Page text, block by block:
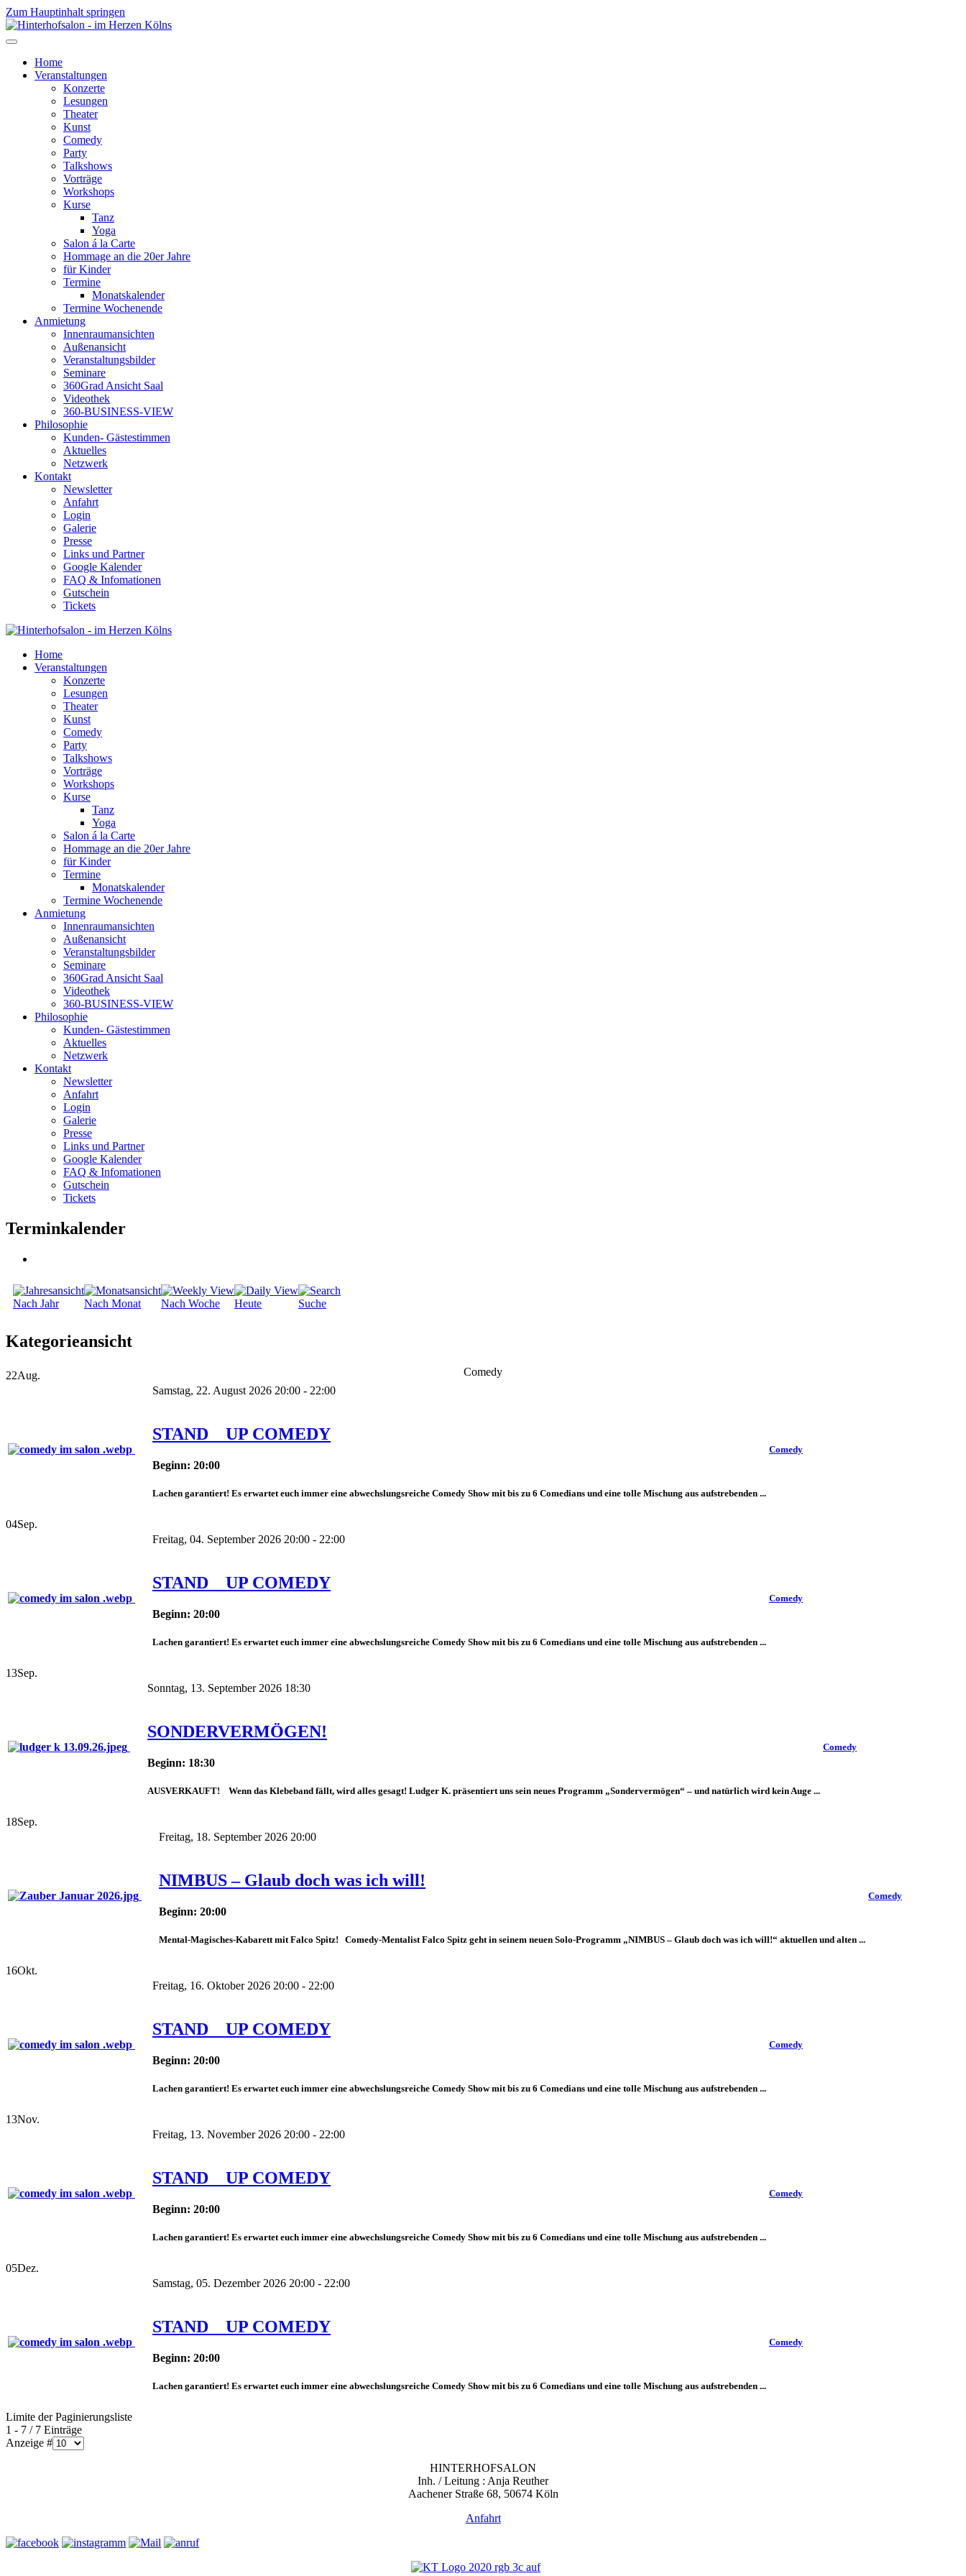
Zum Hauptinhalt springen
Home
Veranstaltungen
Konzerte
Lesungen
Theater
Kunst
Comedy
Party
Talkshows
Vorträge
Workshops
Kurse
Tanz
Yoga
Salon á la Carte
Hommage an die 20er Jahre
für Kinder
Termine
Monatskalender
Termine Wochenende
Anmietung
Innenraumansichten
Außenansicht
Veranstaltungsbilder
Seminare
360Grad Ansicht Saal
Videothek
360-BUSINESS-VIEW
Philosophie
Kunden- Gästestimmen
Aktuelles
Netzwerk
Kontakt
Newsletter
Anfahrt
Login
Galerie
Presse
Links und Partner
Google Kalender
FAQ & Infomationen
Gutschein
Tickets
Home
Veranstaltungen
Konzerte
Lesungen
Theater
Kunst
Comedy
Party
Talkshows
Vorträge
Workshops
Kurse
Tanz
Yoga
Salon á la Carte
Hommage an die 20er Jahre
für Kinder
Termine
Monatskalender
Termine Wochenende
Anmietung
Innenraumansichten
Außenansicht
Veranstaltungsbilder
Seminare
360Grad Ansicht Saal
Videothek
360-BUSINESS-VIEW
Philosophie
Kunden- Gästestimmen
Aktuelles
Netzwerk
Kontakt
Newsletter
Anfahrt
Login
Galerie
Presse
Links und Partner
Google Kalender
FAQ & Infomationen
Gutschein
Tickets
Terminkalender
Nach Jahr Nach Monat Nach Woche Heute Suche
Kategorieansicht
Comedy
22Aug.
Samstag, 22. August 2026 20:00 - 22:00
STAND _ UP COMEDY
Beginn: 20:00
Lachen garantiert! Es erwartet euch immer eine abwechslungsreiche Comedy Show mit bis zu 6 Comedians und eine tolle Mischung aus aufstrebenden ...
Comedy
04Sep.
Freitag, 04. September 2026 20:00 - 22:00
STAND _ UP COMEDY
Beginn: 20:00
Lachen garantiert! Es erwartet euch immer eine abwechslungsreiche Comedy Show mit bis zu 6 Comedians und eine tolle Mischung aus aufstrebenden ...
Comedy
13Sep.
Sonntag, 13. September 2026 18:30
SONDERVERMÖGEN!
Beginn: 18:30
AUSVERKAUFT! Wenn das Klebeband fällt, wird alles gesagt! Ludger K. präsentiert uns sein neues Programm „Sondervermögen“ – und natürlich wird kein Auge ...
Comedy
18Sep.
Freitag, 18. September 2026 20:00
NIMBUS – Glaub doch was ich will!
Beginn: 20:00
Mental-Magisches-Kabarett mit Falco Spitz! Comedy-Mentalist Falco Spitz geht in seinem neuen Solo-Programm „NIMBUS – Glaub doch was ich will!“ aktuellen und alten ...
Comedy
16Okt.
Freitag, 16. Oktober 2026 20:00 - 22:00
STAND _ UP COMEDY
Beginn: 20:00
Lachen garantiert! Es erwartet euch immer eine abwechslungsreiche Comedy Show mit bis zu 6 Comedians und eine tolle Mischung aus aufstrebenden ...
Comedy
13Nov.
Freitag, 13. November 2026 20:00 - 22:00
STAND _ UP COMEDY
Beginn: 20:00
Lachen garantiert! Es erwartet euch immer eine abwechslungsreiche Comedy Show mit bis zu 6 Comedians und eine tolle Mischung aus aufstrebenden ...
Comedy
05Dez.
Samstag, 05. Dezember 2026 20:00 - 22:00
STAND _ UP COMEDY
Beginn: 20:00
Lachen garantiert! Es erwartet euch immer eine abwechslungsreiche Comedy Show mit bis zu 6 Comedians und eine tolle Mischung aus aufstrebenden ...
Comedy
Limite der Paginierungsliste
1 - 7 / 7 Einträge
Anzeige #
HINTERHOFSALON
Inh. / Leitung : Anja Reuther
Aachener Straße 68, 50674 Köln
Anfahrt